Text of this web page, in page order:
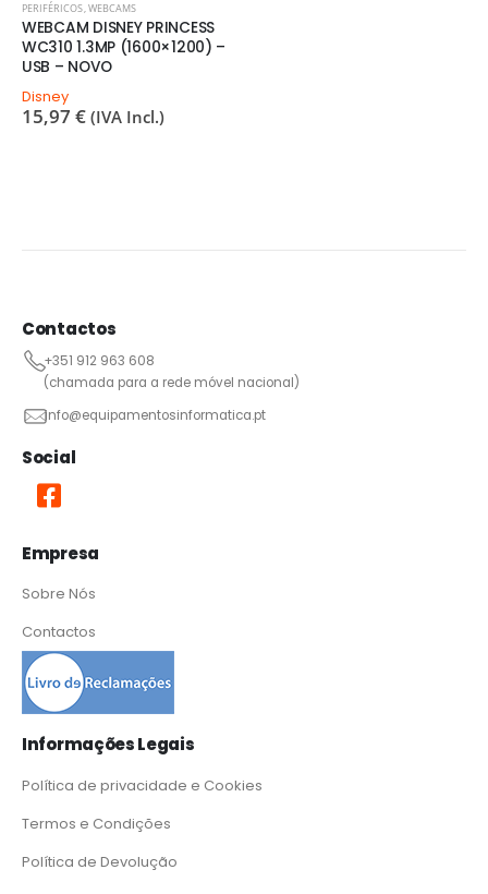
PERIFÉRICOS,WEBCAMS
WEBCAM DISNEY PRINCESS
WC310 1.3MP (1600×1200) –
USB – NOVO
Disney
15,97 € (IVA Incl.)
Contactos
+351 912 963 608
(chamada para a rede móvel nacional)
info@equipamentosinformatica.pt
Social
Empresa
Sobre Nós
Contactos
Informações Legais
Política de privacidade e Cookies
Termos e Condições
Política de Devolução